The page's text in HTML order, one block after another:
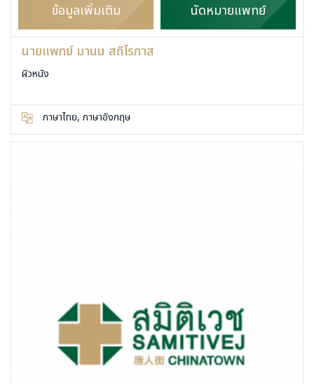
ข้อมูลเพิ่มเติม นัดหมายแพทย์
นายแพทย์ มานน สถิโรภาส
ผิวหนัง
ภาษาไทย, ภาษาอังกฤษ